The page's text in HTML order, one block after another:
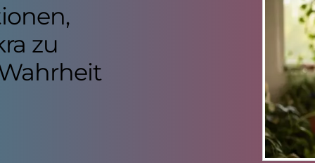
zu